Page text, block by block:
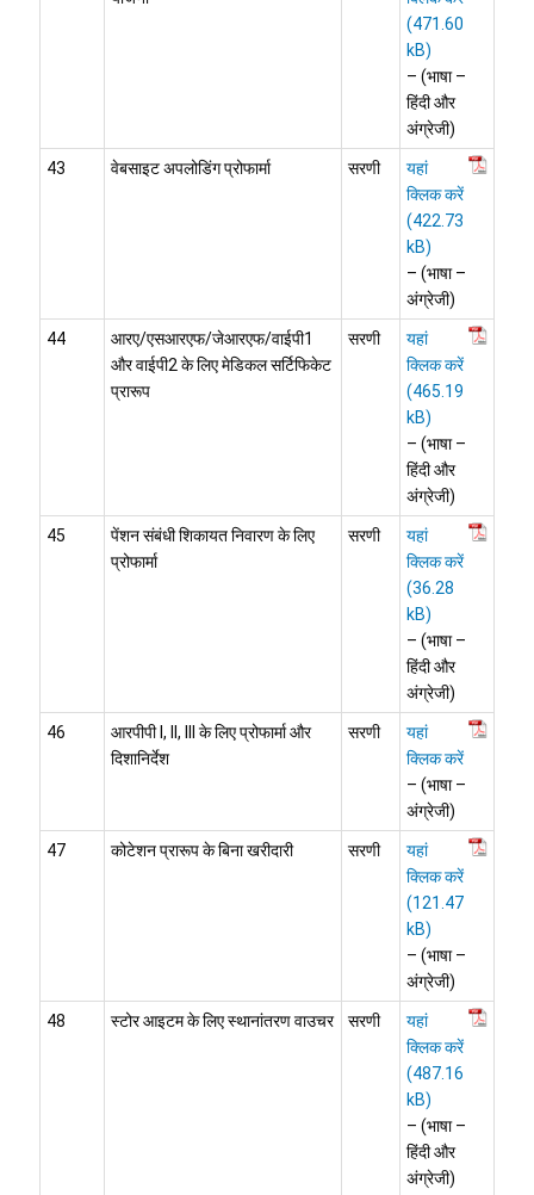
– (भाषा –
हिंदी और
अंग्रेजी)
43 वेबसाइट अपलोडिंग प्रोफार्मा सरणी
यहां
क्लिक करें
– (भाषा –
अंग्रेजी)
44
आरए/एसआरएफ/जेआरएफ/वाईपी1
और वाईपी2 के लिए मेडिकल सर्टिफिकेट
प्रारूप
सरणी
यहां
क्लिक करें
– (भाषा –
हिंदी और
अंग्रेजी)
45
पेंशन संबंधी शिकायत निवारण के लिए
प्रोफार्मा
सरणी
यहां
क्लिक करें
– (भाषा –
हिंदी और
अंग्रेजी)
46
आरपीपी I, II, III के लिए प्रोफार्मा और
दिशानिर्देश
सरणी
यहां
क्लिक करें
– (भाषा –
अंग्रेजी)
47 कोटेशन प्रारूप के बिना खरीदारी सरणी
यहां
क्लिक करें
– (भाषा –
अंग्रेजी)
48 स्टोर आइटम के लिए स्थानांतरण वाउचर सरणी
यहां
क्लिक करें
– (भाषा –
हिंदी और
अंग्रेजी)